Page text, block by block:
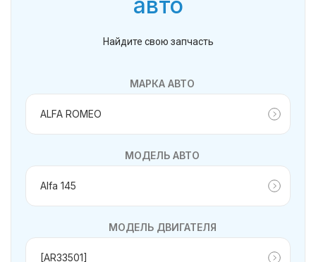
Найдите свою запчасть
МАРКА АВТО
МОДЕЛЬ АВТО
МОДЕЛЬ ДВИГАТЕЛЯ